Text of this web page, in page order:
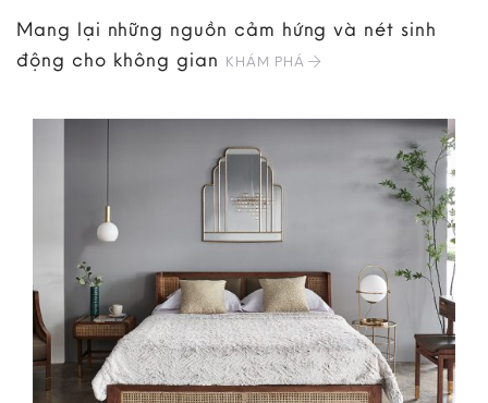
Mang lại những nguồn cảm hứng và nét sinh
động cho không gian KHÁM PHÁ